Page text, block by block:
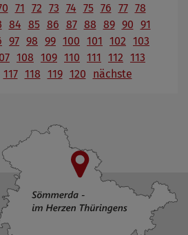
71 72 73 74 75 76 77 78
84 85 86 87 88 89 90 91
97 98 99 100 101 102 103
108 109 110 111 112 113
117 118 119 120 nächste